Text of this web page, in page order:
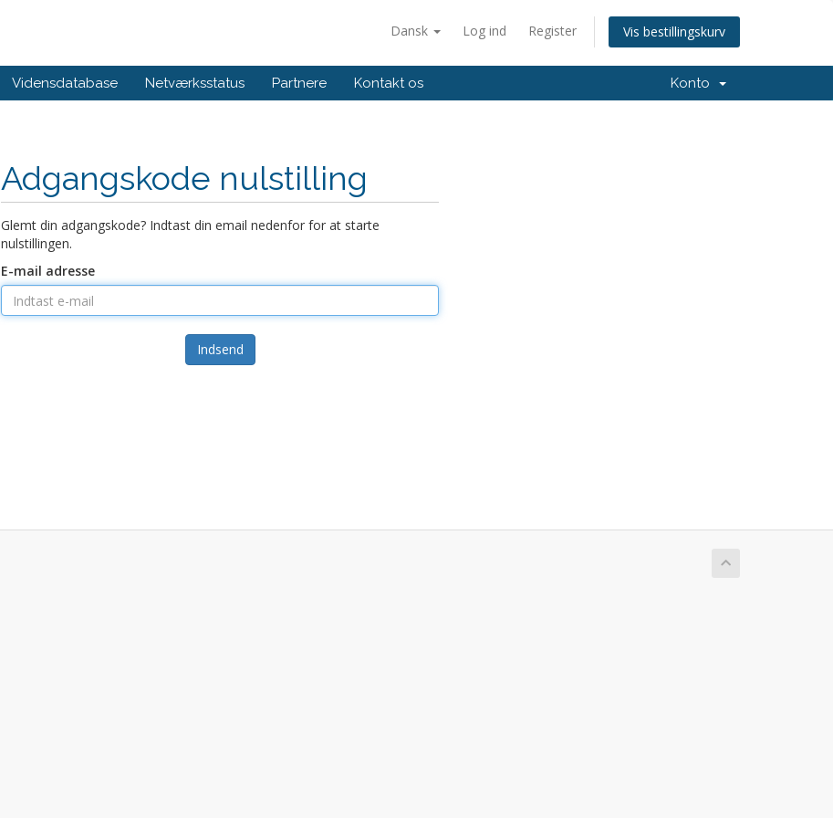
Dansk Log ind Register Vis bestillingskurv
Vidensdatabase Netværksstatus Partnere Kontakt os Konto
Adgangskode nulstilling
Glemt din adgangskode? Indtast din email nedenfor for at starte
nulstillingen.
E-mail adresse
Indsend